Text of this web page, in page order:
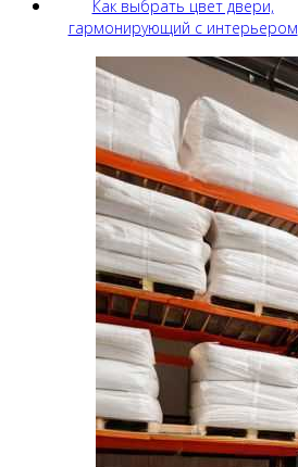
Как выбрать цвет двери,
гармонирующий с интерьером